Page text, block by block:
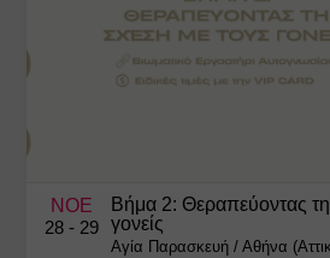
ΝΟΕ
28 - 29
Βήμα 2: Θεραπεύοντας
γονείς
Αγία Παρασκευή /Αθήνα